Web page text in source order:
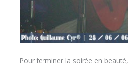
Pour terminer la soirée en beauté,